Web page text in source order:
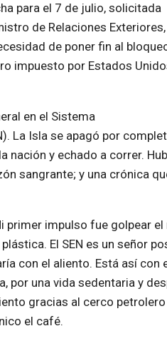
para el 7 de julio, solicitada
de Relaciones Exteriores,
de poner fin al
impuesto por Estados
en el Sistema
La Isla se apagó por
nación y echado a correr.
sangrante; y una crónica
primer impulso fue golpear
El SEN es un señor
con el aliento. Está así
por una vida sedentaria y
gracias al cerco
el café.